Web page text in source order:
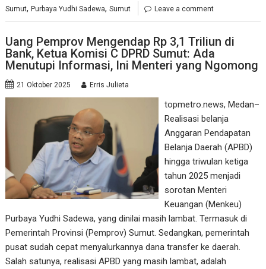
Sumut,Purbaya Yudhi Sadewa,Sumut Leave a comment
Uang Pemprov Mengendap Rp 3,1 Triliun di
Bank, Ketua Komisi C DPRD Sumut: Ada
Menutupi Informasi, Ini Menteri yang Ngomong
21 Oktober 2025 Erris Julieta
topmetro.news, Medan–
Realisasi belanja
Anggaran Pendapatan
Belanja Daerah (APBD)
hingga triwulan ketiga
tahun 2025 menjadi
sorotan Menteri
Keuangan (Menkeu)
Purbaya Yudhi Sadewa, yang dinilai masih lambat. Termasuk di
Pemerintah Provinsi (Pemprov) Sumut. Sedangkan, pemerintah
pusat sudah cepat menyalurkannya dana transfer ke daerah.
Salah satunya, realisasi APBD yang masih lambat, adalah